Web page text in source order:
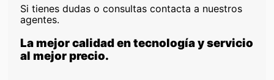
Si tienes dudas o consultas contacta a nuestros
agentes.
La mejor calidad en tecnología y servicio
al mejor precio.